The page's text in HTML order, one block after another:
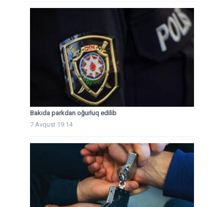
Bakıda parkdan oğurluq edilib
7 Avqust 19:14